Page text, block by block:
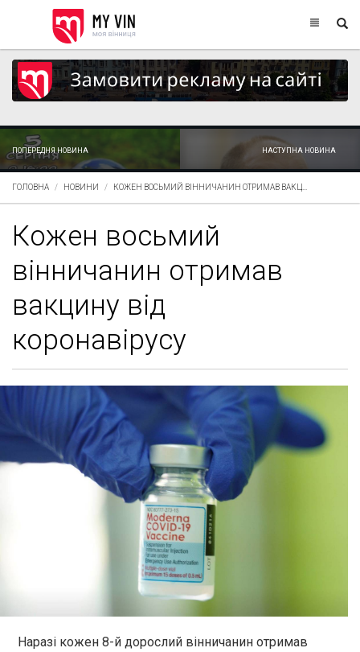
ПОПЕРЕДНЯ НОВИНА НАСТУПНА НОВИНА
ГОЛОВНА НОВИНИ КОЖЕН ВОСЬМИЙ ВІННИЧАНИН ОТРИМАВ ВАКЦ...
Кожен восьмий
вінничанин отримав
вакцину від
коронавірусу
Наразі кожен 8-й дорослий вінничанин отримав